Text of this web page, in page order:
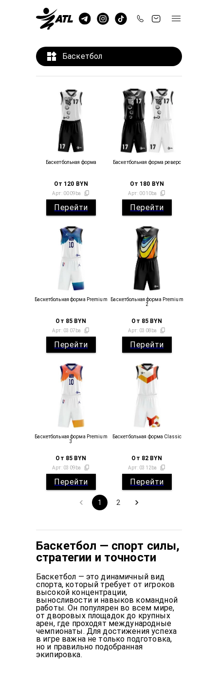
Баскетбол
Баскетбольная форма
От 120 BYN
Арт: 0009ba
Перейти
Баскетбольная форма реверс
От 180 BYN
Арт: 0010ba
Перейти
Баскетбольная форма Premium
От 85 BYN
Арт: 0307ba
Перейти
Баскетбольная форма Premium
2
От 85 BYN
Арт: 0308ba
Перейти
Баскетбольная форма Premium
3
От 85 BYN
Арт: 0309ba
Перейти
Баскетбольная форма Classic
От 82 BYN
Арт: 0312ba
Перейти
1 2
Баскетбол — спорт силы,
стратегии и точности
Баскетбол — это динамичный вид
спорта, который требует от игроков
высокой концентрации,
выносливости и навыков командной
работы. Он популярен во всем мире,
от дворовых площадок до крупных
арен, где проходят международные
чемпионаты. Для достижения успеха
в игре важна не только подготовка,
но и правильно подобранная
экипировка.